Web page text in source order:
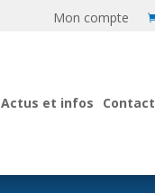
Mon compte
Actus et infos Contact